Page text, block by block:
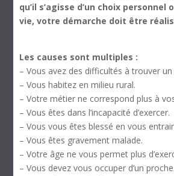
qu’il s’agisse d’un choix personnel
vie, votre démarche doit être
Les causes sont multiples :
– Vous avez des difficultés à trouver
– Vous habitez en milieu rural.
– Votre métier ne correspond plus à
– Vous êtes dans l’incapacité d’exercer.
– Vous vous êtes blessé en vous
– Vous êtes gravement malade.
– Votre âge ne vous permet plus
– Vous devez vous occuper d’un proche.